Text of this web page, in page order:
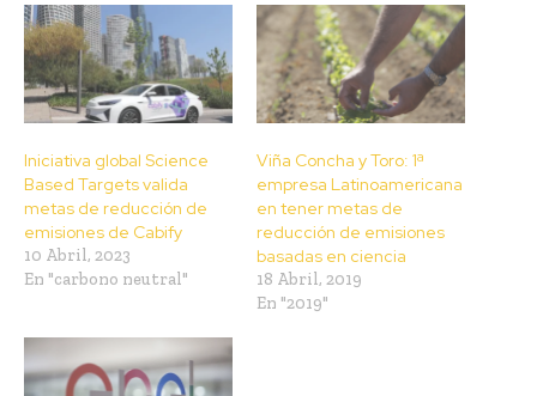
Iniciativa global Science
Based Targets valida
metas de reducción de
emisiones de Cabify
10 Abril, 2023
En "carbono neutral"
Viña Concha y Toro: 1ª
empresa Latinoamericana
en tener metas de
reducción de emisiones
basadas en ciencia
18 Abril, 2019
En "2019"